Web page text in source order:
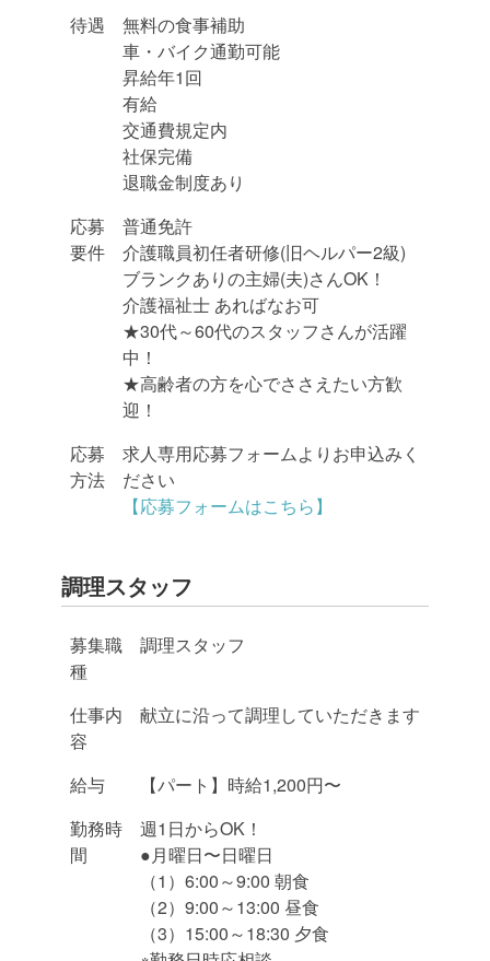
待遇
無料の食事補助
車・バイク通勤可能
昇給年1回
有給
交通費規定内
社保完備
退職金制度あり
応募
要件
普通免許
介護職員初任者研修(旧ヘルパー2級)
ブランクありの主婦(夫)さんOK！
介護福祉士 あればなお可
★30代～60代のスタッフさんが活躍
中！
★高齢者の方を心でささえたい方歓
迎！
応募
方法
求人専用応募フォームよりお申込みく
ださい
【応募フォームはこちら】
調理スタッフ
募集職
種
調理スタッフ
仕事内
容
献立に沿って調理していただきます
給与
【パート】時給1,200円〜
勤務時
間
週1日からOK！
●月曜日〜日曜日
（1）6:00～9:00 朝食
（2）9:00～13:00 昼食
（3）15:00～18:30 夕食